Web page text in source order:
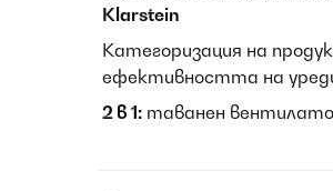
Klarstein
Категоризация на
ефективността на
2 в 1: таванен